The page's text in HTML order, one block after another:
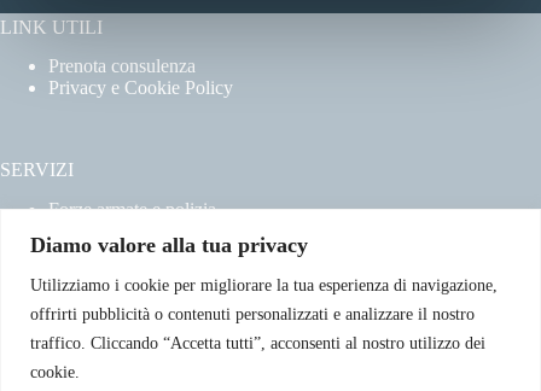
Diamo valore alla tua privacy
Utilizziamo i cookie per migliorare la tua esperienza di navigazione,
offrirti pubblicità o contenuti personalizzati e analizzare il nostro
traffico. Cliccando “Accetta tutti”, acconsenti al nostro utilizzo dei
cookie.
LINK UTILI
Prenota consulenza
Privacy e Cookie Policy
SERVIZI
Forze armate e polizia
Concorsi pubblici
Pubblico impiego
Contratti con la pubblica amministrazione
Vittime del dovere ed equiparati